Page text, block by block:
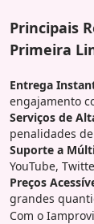
Principais
Primeira
Entrega
engajamento
Serviços de
penalidades
Suporte a
YouTube,
Preços
grandes
Com o